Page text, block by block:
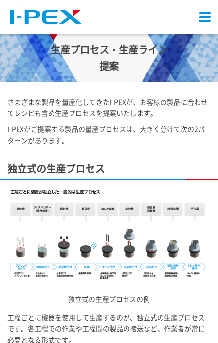
ニ
ュ
ー
生産プロセス・生産ライン
提案
さまざまな製品を量産化してきたI-PEXが、お客様の製品に合わせ
てレシピも含め生産プロセスを提案いたします。
I-PEXがご提案する製品の量産プロセスは、大きく分けて次の2パ
ターンがあります。
独立式の生産プロセス
独立式の生産プロセスの例
工程ごとに機器を使用して生産するのが、独立式の生産プロセス
です。各工程での作業や工程間の製品の搬送など、作業者が常に
必要となる形式です。